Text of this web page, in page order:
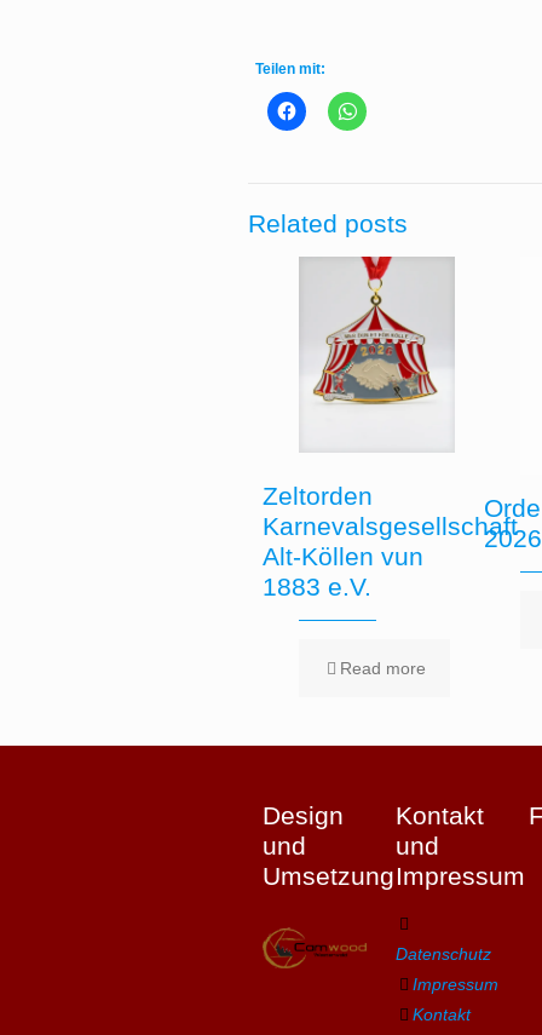
Teilen mit:
Related posts
Zeltorden
Karnevalsgesellschaft
Alt-Köllen vun
1883 e.V.
Read more
2026
Design
und
Umsetzung
Kontakt
und
Impressum
Datenschutz
Impressum
Kontakt